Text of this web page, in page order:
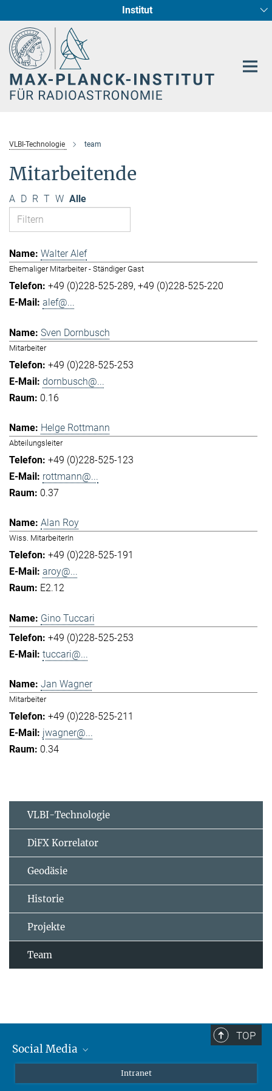
Institut
Radioastronomische Fundamentalphysik
Sternentstehung und Galaxienentwicklung
VLBI-Technologie team
Mitarbeitende
A D R T W Alle
Walter Alef
Ehemaliger Mitarbeiter - Ständiger Gast
+49 (0)228-525-289 +49 (0)228-525-220
alef@...
Sven Dornbusch
Mitarbeiter
+49 (0)228-525-253
dornbusch@...
0.16
Helge Rottmann
Abteilungsleiter
+49 (0)228-525-123
rottmann@...
0.37
Alan Roy
Wiss. MitarbeiterIn
+49 (0)228-525-191
aroy@...
E2.12
Gino Tuccari
+49 (0)228-525-253
tuccari@...
Jan Wagner
Mitarbeiter
+49 (0)228-525-211
jwagner@...
0.34
VLBI-Technologie
DiFX Korrelator
Geodäsie
Historie
Projekte
Team
TOP
Social Media
Intranet